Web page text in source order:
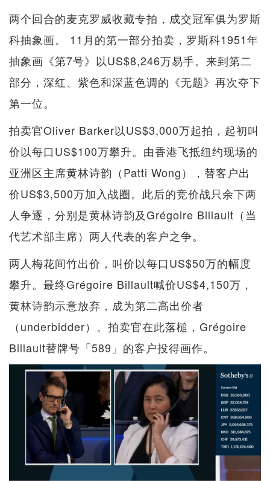
两个回合的麦克罗威收藏专拍，成交冠军俱为罗斯
科抽象画。 11月的第一部分拍卖，罗斯科1951年
抽象画《第7号》以US$8,246万易手。来到第二
部分，深红、紫色和深蓝色调的《无题》再次夺下
第一位。
拍卖官Oliver Barker以US$3,000万起拍，起初叫
价以每口US$100万攀升。由香港飞抵纽约现场的
亚洲区主席黄林诗韵（Patti Wong），替客户出
价US$3,500万加入战圈。此后的竞价战只余下两
人争逐，分别是黄林诗韵及Grégoire Billault（当
代艺术部主席）两人代表的客户之争。
两人梅花间竹出价，叫价以每口US$50万的幅度
攀升。最终Grégoire Billault喊价US$4,150万，
黄林诗韵示意放弃，成为第二高出价者
（underbidder）。拍卖官在此落槌，Grégoire
Billault替牌号「589」的客户投得画作。